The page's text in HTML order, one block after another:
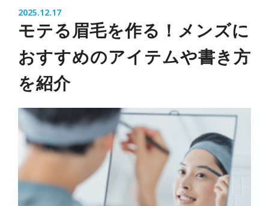
2025.12.17
モテる眉毛を作る！メンズに
おすすめのアイテムや書き方
を紹介